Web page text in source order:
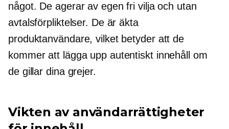
något. De agerar av egen fri vilja och utan
avtalsförpliktelser. De är äkta
produktanvändare, vilket betyder att de
kommer att lägga upp autentiskt innehåll om
de gillar dina grejer.
Vikten av användarrättigheter